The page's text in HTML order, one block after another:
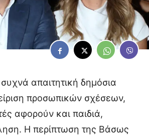
απαιτητική δημόσια
προσωπικών σχέσεων,
αφορούν και παιδιά,
Η περίπτωση της Βάσως